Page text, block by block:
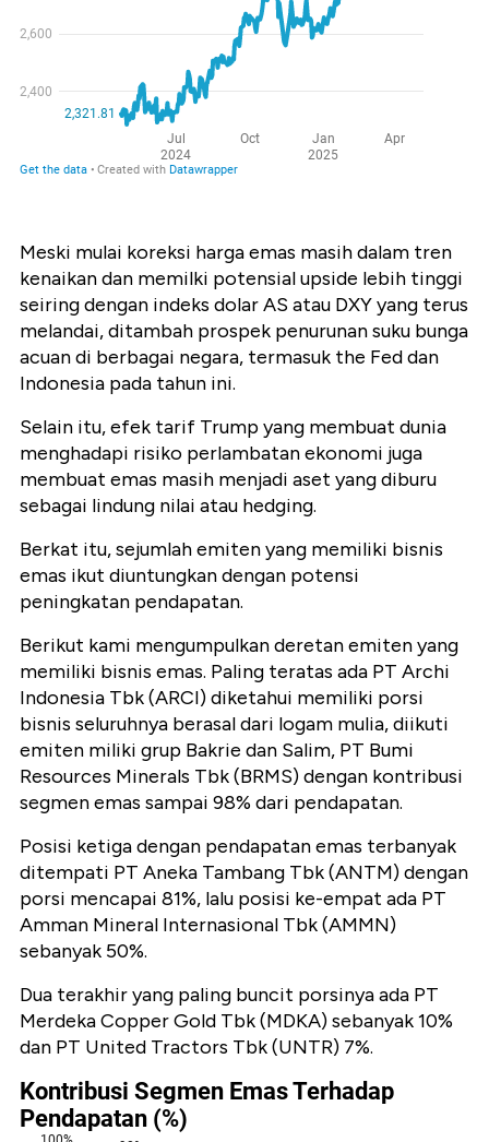
Meski mulai koreksi harga emas masih dalam tren
kenaikan dan memilki potensial upside lebih tinggi
seiring dengan indeks dolar AS atau DXY yang terus
melandai, ditambah prospek penurunan suku bunga
acuan di berbagai negara, termasuk the Fed dan
Indonesia pada tahun ini.
Selain itu, efek tarif Trump yang membuat dunia
menghadapi risiko perlambatan ekonomi juga
membuat emas masih menjadi aset yang diburu
sebagai lindung nilai atau hedging.
Berkat itu, sejumlah emiten yang memiliki bisnis
emas ikut diuntungkan dengan potensi
peningkatan pendapatan.
Berikut kami mengumpulkan deretan emiten yang
memiliki bisnis emas. Paling teratas ada PT Archi
Indonesia Tbk (ARCI) diketahui memiliki porsi
bisnis seluruhnya berasal dari logam mulia, diikuti
emiten miliki grup Bakrie dan Salim, PT Bumi
Resources Minerals Tbk (BRMS) dengan kontribusi
segmen emas sampai 98% dari pendapatan.
Posisi ketiga dengan pendapatan emas terbanyak
ditempati PT Aneka Tambang Tbk (ANTM) dengan
porsi mencapai 81%, lalu posisi ke-empat ada PT
Amman Mineral Internasional Tbk (AMMN)
sebanyak 50%.
Dua terakhir yang paling buncit porsinya ada PT
Merdeka Copper Gold Tbk (MDKA) sebanyak 10%
dan PT United Tractors Tbk (UNTR) 7%.